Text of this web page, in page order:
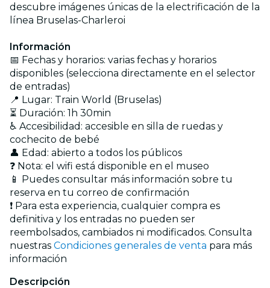
descubre imágenes únicas de la electrificación de la
línea Bruselas-Charleroi
Información
📅 Fechas y horarios: varias fechas y horarios
disponibles (selecciona directamente en el selector
de entradas)
📍 Lugar: Train World (Bruselas)
⏳ Duración: 1h 30min
♿ Accesibilidad: accesible en silla de ruedas y
cochecito de bebé
👤 Edad: abierto a todos los públicos
❓ Nota: el wifi está disponible en el museo
📱 Puedes consultar más información sobre tu
reserva en tu correo de confirmación
❗ Para esta experiencia, cualquier compra es
definitiva y los entradas no pueden ser
reembolsados, cambiados ni modificados. Consulta
nuestras Condiciones generales de venta para más
información
Descripción